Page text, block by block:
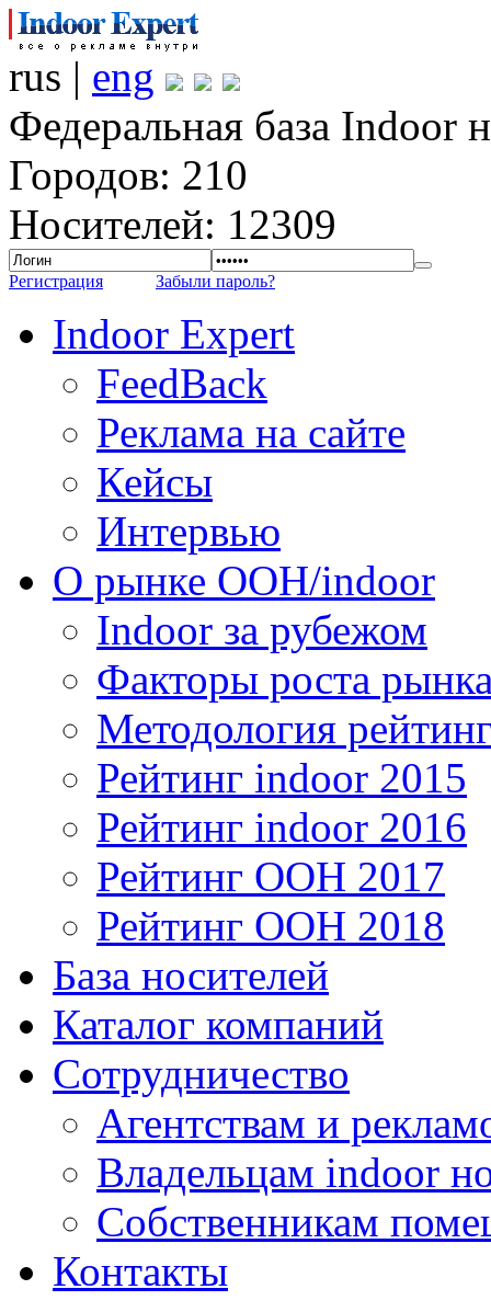
rus | eng
Федеральная база Indoor
Городов: 210
Носителей: 12309
Регистрация Забыли пароль?
Indoor Expert
FeedBack
Реклама на сайте
Кейсы
Интервью
О рынке OOH/indoor
Indoor за рубежом
Факторы роста
Методология
Рейтинг indoor 2015
Рейтинг indoor 2016
Рейтинг OOH 2017
Рейтинг OOH 2018
База носителей
Каталог компаний
Сотрудничество
Агентствам и
Владельцам indoor
Собственникам
Контакты